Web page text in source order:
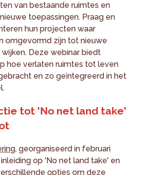
van bestaande ruimtes en
toepassingen. Praag en
hun projecten waar
omgevormd zijn tot nieuwe
Deze webinar biedt
hoe verlaten ruimtes tot leven
en zo geïntegreerd in het
tot 'No net land take'
, georganiseerd in februari
op 'No net land take' en
opties om deze